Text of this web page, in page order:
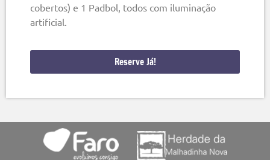
cobertos) e 1 Padbol, todos com iluminação
artificial.
Reserve Já!